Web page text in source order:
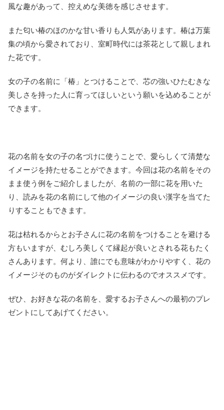
風な趣があって、控えめな美徳を感じさせます。
また匂い椿のほのかな甘い香りも人気があります。椿は万葉
集の頃から愛されており、室町時代には茶花として親しまれ
た花です。
女の子の名前に「椿」とつけることで、芯の強いひたむきな
美しさを持った人に育ってほしいという願いを込めることが
できます。
花の名前を女の子の名づけに使うことで、愛らしくて清楚な
イメージを持たせることができます。今回は花の名前をその
まま使う例をご紹介しましたが、名前の一部に花を用いた
り、読みを花の名前にして他のイメージの良い漢字を当てた
りすることもできます。
花は枯れるからとお子さんに花の名前をつけることを避ける
方もいますが、むしろ美しくて縁起が良いとされる花もたく
さんあります。何より、誰にでも意味がわかりやすく、花の
イメージそのものがダイレクトに伝わるのでオススメです。
ぜひ、お好きな花の名前を、愛するお子さんへの最初のプレ
ゼントにしてあげてください。